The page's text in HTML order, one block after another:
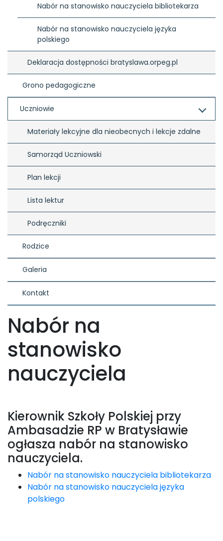
Nabór na stanowisko nauczyciela bibliotekarza
Nabór na stanowisko nauczyciela języka
polskiego
Deklaracja dostępności bratyslawa.orpeg.pl
Grono pedagogiczne
Uczniowie
Materiały lekcyjne dla nieobecnych i lekcje zdalne
Samorząd Uczniowski
Plan lekcji
Lista lektur
Podręczniki
Rodzice
Galeria
Kontakt
Nabór na
stanowisko
nauczyciela
Kierownik Szkoły Polskiej przy
Ambasadzie RP w Bratysławie
ogłasza nabór na stanowisko
nauczyciela.
Nabór na stanowisko nauczyciela bibliotekarza
Nabór na stanowisko nauczyciela języka
polskiego